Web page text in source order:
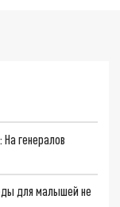
генералов
для малышей не